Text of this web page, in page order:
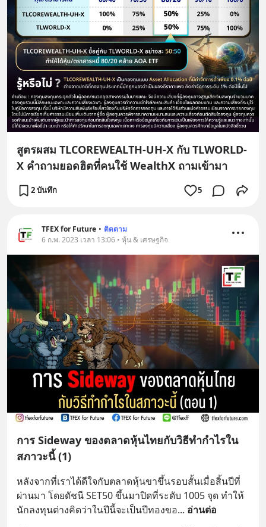
สูตรผสม TLCOREWEALTH-UH-X กับ TLWORLD-
X คำถามยอดฮิตที่คนใช้ WealthX ถามเข้ามา
2 บันทึก 5
TFEX for Future • ติดตาม
6 ก.พ. 2023 เวลา 13:06 • หุ้น & เศรษฐกิจ
การ Sideway ของตลาดหุ้นไทยกับวิธีทำกำไรใน
สภาวะนี้ (1)
หลังจากที่เราได้ดีใจกับตลาดหุ้นขาขึ้นรอบสั้นเมื่อสิ้นปีที่
ผ่านมา โดยดัชนี SET50 ขึ้นมาปิดที่ระดับ 1005 จุด ทำให้
นักลงทุนต่างคิดว่าในปีนี้จะเป็นปีทองขอ... อ่านต่อ